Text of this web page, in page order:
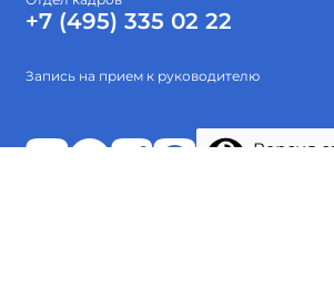
+7 (495) 335 02 22
Запись на прием к руководителю
Версия